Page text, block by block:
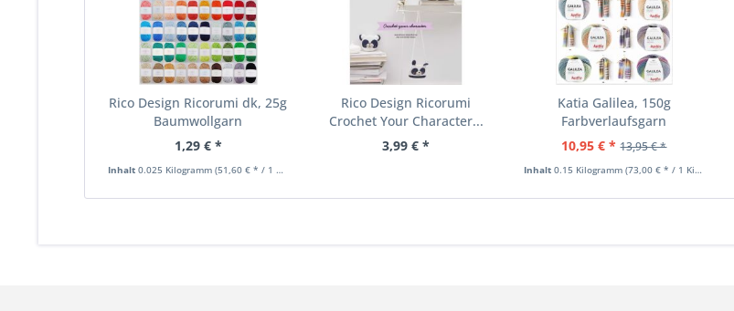
Rico Design Ricorumi dk, 25g
Baumwollgarn
1,29 € *
Inhalt 0.025 Kilogramm (51,60 € * / 1 Kilogramm)
Rico Design Ricorumi
Crochet Your Character...
3,99 € *
Katia Galilea, 150g
Farbverlaufsgarn
10,95 € * 13,95 € *
Inhalt0.15 Kilogramm(73,00 € * / 1 Kilogramm)